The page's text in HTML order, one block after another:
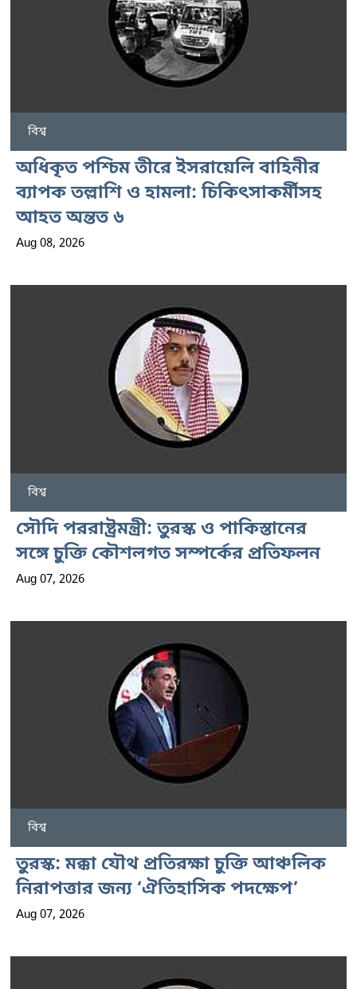
বিশ্ব
অধিকৃত পশ্চিম তীরে ইসরায়েলি বাহিনীর
ব্যাপক তল্লাশি ও হামলা: চিকিৎসাকর্মীসহ
আহত অন্তত ৬
Aug 08, 2026
বিশ্ব
সৌদি পররাষ্ট্রমন্ত্রী: তুরস্ক ও পাকিস্তানের
সঙ্গে চুক্তি কৌশলগত সম্পর্কের প্রতিফলন
Aug 07, 2026
বিশ্ব
তুরস্ক: মক্কা যৌথ প্রতিরক্ষা চুক্তি আঞ্চলিক
নিরাপত্তার জন্য ‘ঐতিহাসিক পদক্ষেপ’
Aug 07, 2026